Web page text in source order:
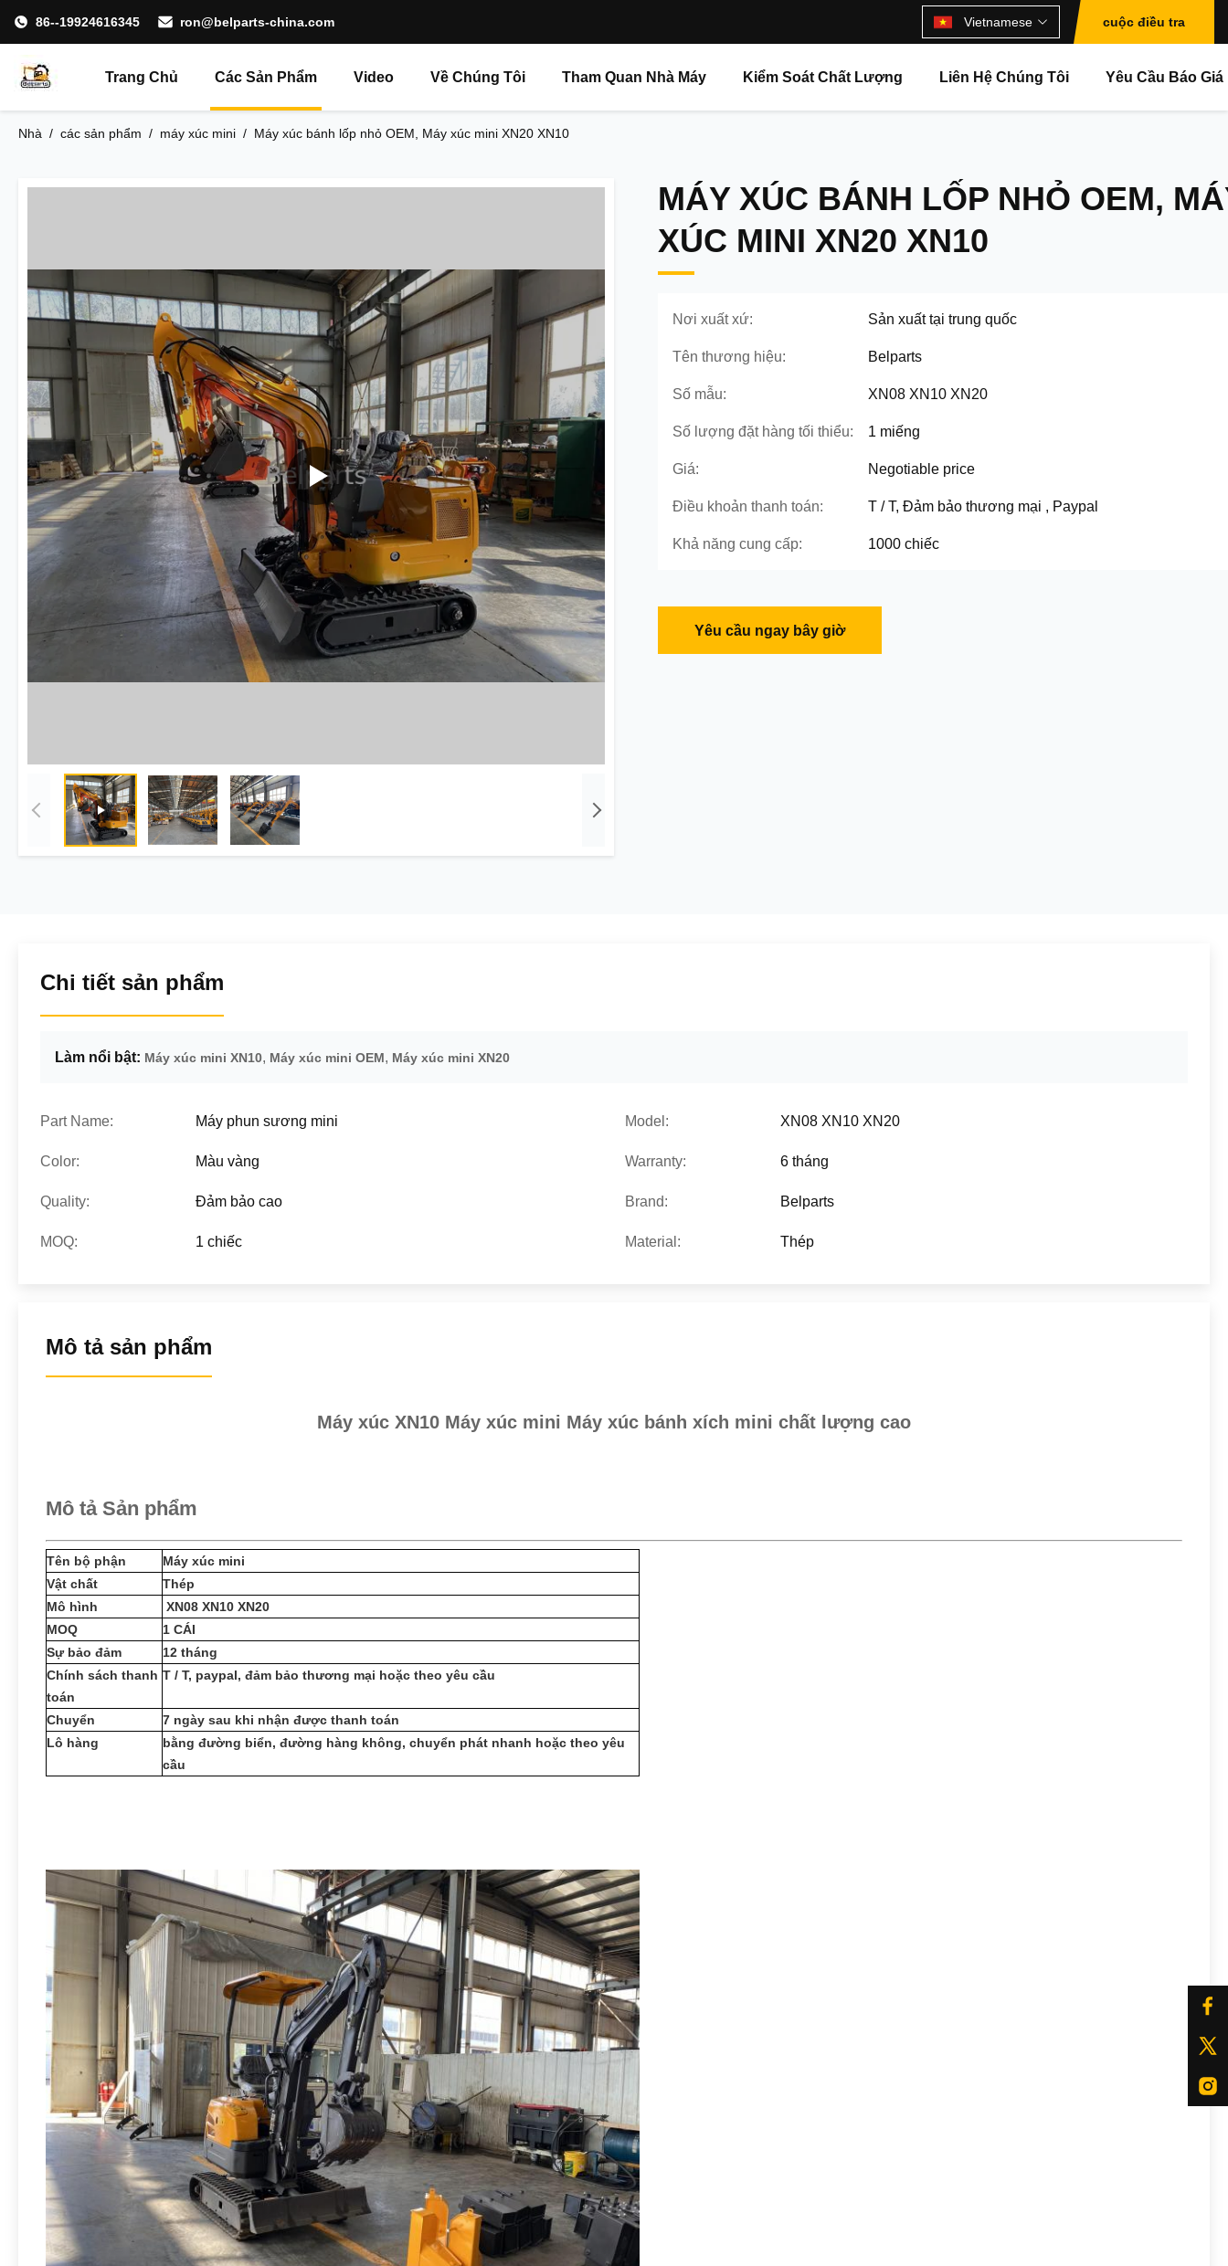
86--19924616345 ron@belparts-china.com Vietnamese cuộc điều tra
Trang Chủ Các Sản Phẩm Video Về Chúng Tôi Tham Quan Nhà Máy Kiểm Soát Chất Lượng Liên Hệ Chúng Tôi Yêu Cầu Báo Giá
Nhà / các sản phẩm / máy xúc mini / Máy xúc bánh lốp nhỏ OEM, Máy xúc mini XN20 XN10
MÁY XÚC BÁNH LỐP NHỎ OEM,
XÚC MINI XN20 XN10
Nơi xuất xứ: Sản xuất tại trung quốc
Tên thương hiệu: Belparts
Số mẫu: XN08 XN10 XN20
Số lượng đặt hàng tối thiểu: 1 miếng
Giá: Negotiable price
Điều khoản thanh toán: T / T, Đảm bảo thương mại , Paypal
Khả năng cung cấp: 1000 chiếc
Yêu cầu ngay bây giờ
Chi tiết sản phẩm
Làm nổi bật: Máy xúc mini XN10, Máy xúc mini OEM, Máy xúc mini XN20
Part Name: Máy phun sương mini Model: XN08 XN10 XN20
Color: Màu vàng Warranty: 6 tháng
Quality: Đảm bảo cao Brand: Belparts
MOQ: 1 chiếc Material: Thép
Mô tả sản phẩm
Máy xúc XN10 Máy xúc mini Máy xúc bánh xích mini chất lượng cao
Mô tả Sản phẩm
Tên bộ phận
Máy xúc mini
Vật chất
Thép
Mô hình
XN08 XN10 XN20
MOQ
1 CÁI
Sự bảo đảm
12 tháng
Chính sách thanh
toán
T / T, paypal, đảm bảo thương mại hoặc theo yêu cầu
Chuyển
7 ngày sau khi nhận được thanh toán
Lô hàng
bằng đường biển, đường hàng không, chuyển phát nhanh hoặc theo yêu
cầu